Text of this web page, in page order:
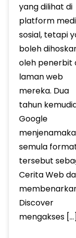
yang dilihat di
platform
sosial, tetapi
boleh
oleh penerbit
laman web
mereka. Dua
tahun
Google
semula
tersebut
Cerita Web
Discover
mengakses […]